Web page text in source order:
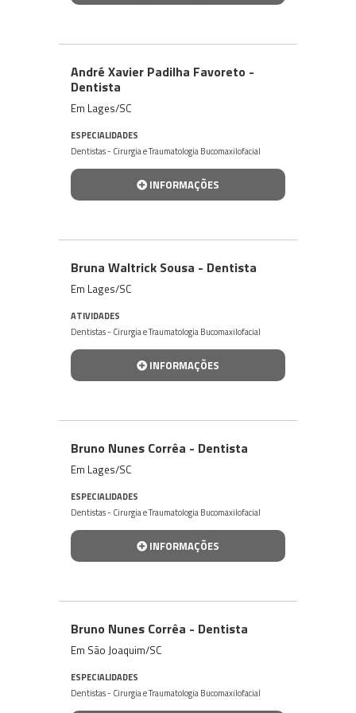
André Xavier Padilha Favoreto -
Dentista
Em Lages/SC
ESPECIALIDADES
Dentistas - Cirurgia e Traumatologia Bucomaxilofacial
INFORMAÇÕES
Bruna Waltrick Sousa - Dentista
Em Lages/SC
ATIVIDADES
Dentistas - Cirurgia e Traumatologia Bucomaxilofacial
INFORMAÇÕES
Bruno Nunes Corrêa - Dentista
Em Lages/SC
ESPECIALIDADES
Dentistas - Cirurgia e Traumatologia Bucomaxilofacial
INFORMAÇÕES
Bruno Nunes Corrêa - Dentista
Em São Joaquim/SC
ESPECIALIDADES
Dentistas - Cirurgia e Traumatologia Bucomaxilofacial